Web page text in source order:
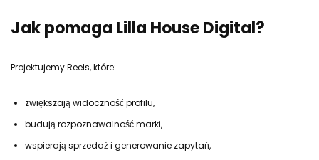
Jak pomaga Lilla House Digital?
Projektujemy Reels, które:
zwiększają widoczność profilu,
budują rozpoznawalność marki,
wspierają sprzedaż i generowanie zapytań,